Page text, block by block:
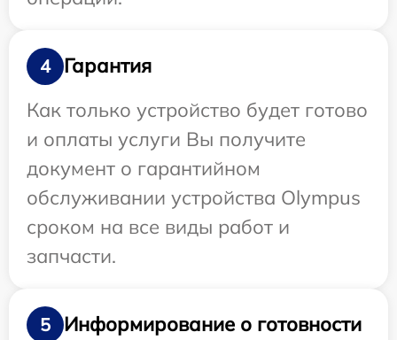
4
Гарантия
Как только устройство будет готово
и оплаты услуги Вы получите
документ о гарантийном
обслуживании устройства Olympus
сроком на все виды работ и
запчасти.
5
Информирование о готовности